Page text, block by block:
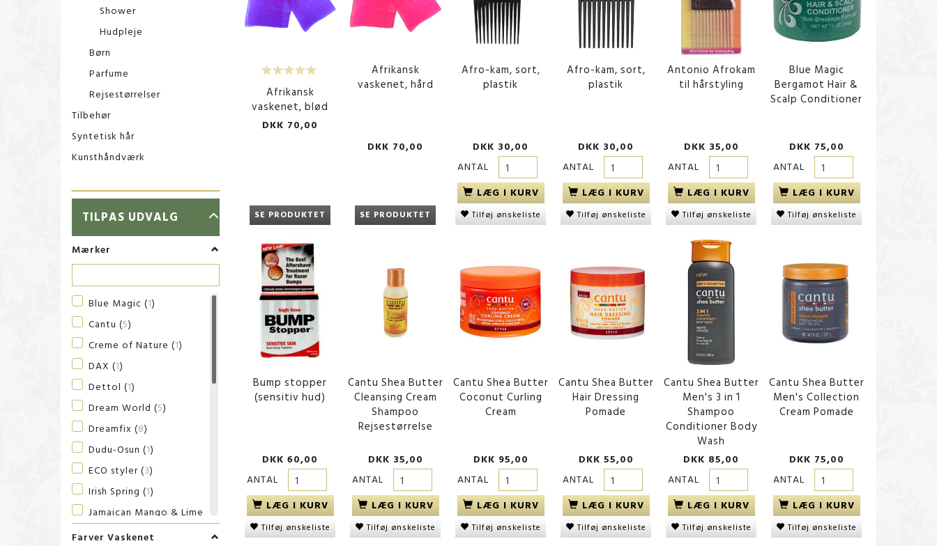
Shower
Hudpleje
Børn
Parfume
Rejsestørrelser
Tilbehør
Syntetisk hår
Kunsthåndværk
TILPAS UDVALG
SKIFTE
FILTER
Mærker
Blue Magic (1)
Cantu (5)
Creme of Nature (1)
DAX (1)
Dettol (1)
Dream World (5)
Dreamfix (8)
Dudu-Osun (1)
ECO styler(3)
Irish Spring (1)
Jamaican Mango & Lime
(3)
Farver Vaskenet
Afrikansk
vaskenet, blød
DKK 70,00
SE PRODUKTET
Afrikansk
vaskenet, hård
DKK 70,00
SE PRODUKTET
Afro-kam, sort,
plastik
DKK 30,00
ANTAL
LÆG I KURV
Tilføj ønskeliste
Afro-kam, sort,
plastik
DKK 30,00
ANTAL
LÆG I KURV
Tilføj ønskeliste
Antonio Afrokam
til hårstyling
DKK 35,00
ANTAL
LÆG I KURV
Tilføj ønskeliste
Blue Magic
Bergamot Hair &
Scalp Conditioner
DKK 75,00
ANTAL
LÆG I KURV
Tilføj ønskeliste
Bump stopper
(sensitiv hud)
DKK 60,00
ANTAL
LÆG I KURV
Tilføj ønskeliste
Cantu Shea Butter
Cleansing Cream
Shampoo
Rejsestørrelse
DKK 35,00
ANTAL
LÆG I KURV
Tilføj ønskeliste
Cantu Shea Butter
Coconut Curling
Cream
DKK 95,00
ANTAL
LÆG I KURV
Tilføj ønskeliste
Cantu Shea Butter
Hair Dressing
Pomade
DKK 55,00
ANTAL
LÆG I KURV
Tilføj ønskeliste
Cantu Shea Butter
Men's 3 in 1
Shampoo
Conditioner Body
Wash
DKK 85,00
ANTAL
LÆG I KURV
Tilføj ønskeliste
Cantu Shea Butter
Men's Collection
Cream Pomade
DKK 75,00
ANTAL
LÆG I KURV
Tilføj ønskeliste